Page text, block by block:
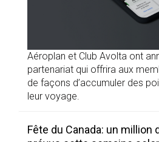
Aéroplan et Club Avolta ont
partenariat qui offrira aux
de façons d’accumuler des
leur voyage.
Fête du Canada: un million